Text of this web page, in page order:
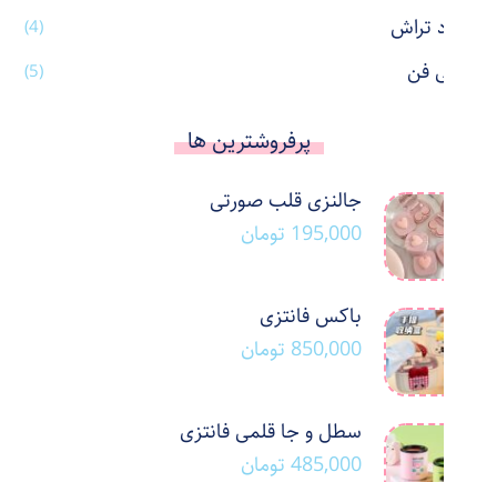
مداد تراش (4)
مینی فن (5)
پرفروشترین ها
جالنزی قلب صورتی
195,000 تومان
باکس فانتزی
850,000 تومان
سطل و جا قلمی فانتزی
485,000 تومان